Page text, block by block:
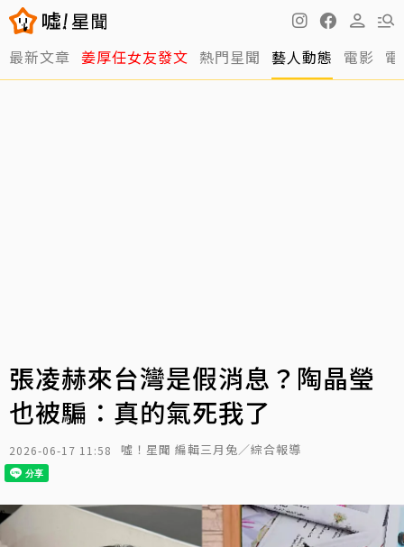
最新文章 姜厚任女友發文 熱門星聞 藝人動態 電影
張凌赫來台灣是假消息？陶晶瑩
也被騙：真的氣死我了
2026-06-17 11:58 噓！星聞 編輯三月兔／綜合報導